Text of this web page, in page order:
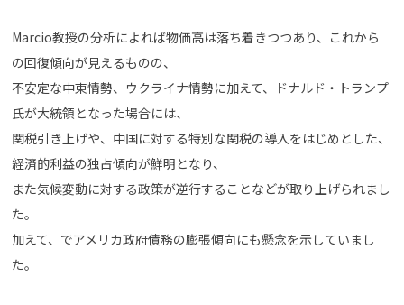
Marcio教授の分析によれば物価高は落ち着きつつあり、これから
の回復傾向が見えるものの、
不安定な中東情勢、ウクライナ情勢に加えて、ドナルド・トランプ
氏が大統領となった場合には、
関税引き上げや、中国に対する特別な関税の導入をはじめとした、
経済的利益の独占傾向が鮮明となり、
また気候変動に対する政策が逆行することなどが取り上げられまし
た。
加えて、でアメリカ政府債務の膨張傾向にも懸念を示していまし
た。